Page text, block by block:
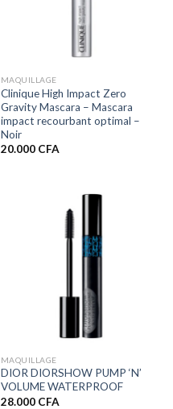
MAQUILLAGE
Clinique High Impact Zero
Gravity Mascara – Mascara
impact recourbant optimal –
Noir
20.000 CFA
MAQUILLAGE
DIOR DIORSHOW PUMP ‘N’
VOLUME WATERPROOF
28.000 CFA